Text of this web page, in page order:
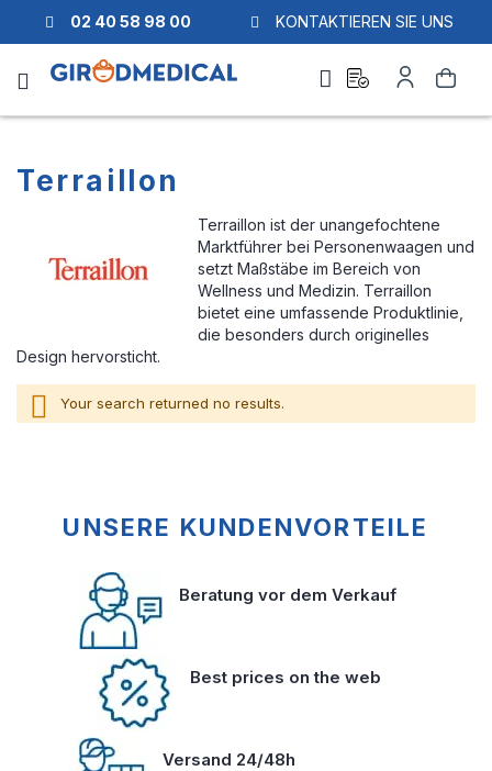
02 40 58 98 00 KONTAKTIEREN SIE UNS
Search
quote
Account
Terraillon
Terraillon ist der unangefochtene
Marktführer bei Personenwaagen und
setzt Maßstäbe im Bereich von
Wellness und Medizin. Terraillon
bietet eine umfassende Produktlinie,
die besonders durch originelles
Design hervorsticht.
Your search returned no results.
UNSERE KUNDENVORTEILE
Beratung vor dem Verkauf
Best prices on the web
Versand 24/48h